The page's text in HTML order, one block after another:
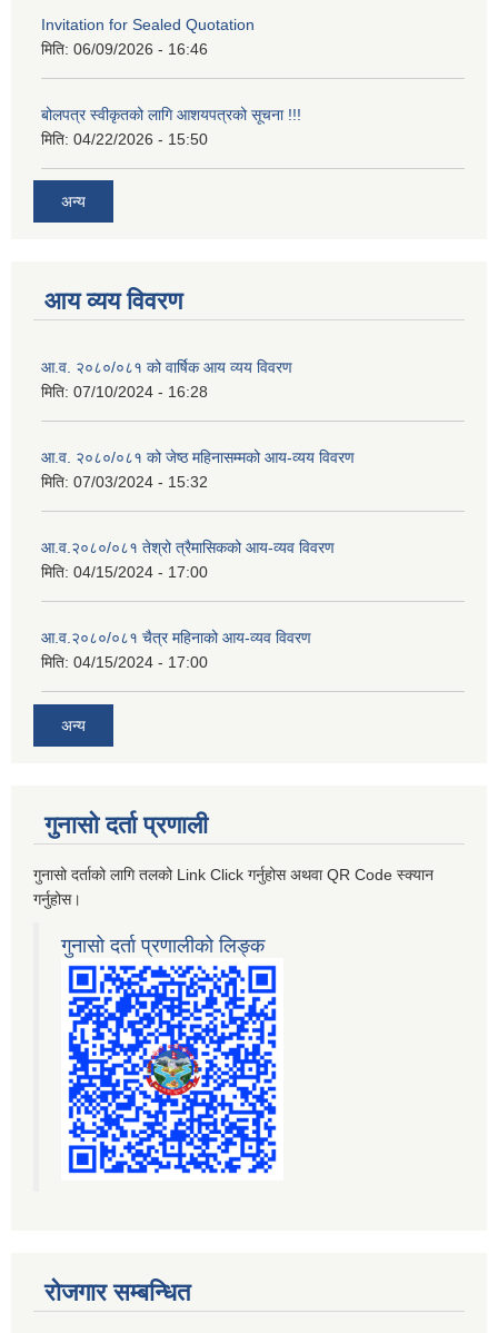
Invitation for Sealed Quotation
मिति: 06/09/2026 - 16:46
बोलपत्र स्वीकृतको लागि आशयपत्रको सूचना !!!
मिति: 04/22/2026 - 15:50
अन्य
आय व्यय विवरण
आ.व. २०८०/०८१ को वार्षिक आय व्यय विवरण
मिति: 07/10/2024 - 16:28
आ.व. २०८०/०८१ को जेष्ठ महिनासम्मको आय-व्यय विवरण
मिति: 07/03/2024 - 15:32
आ.व.२०८०/०८१ तेश्रो त्रैमासिकको आय-व्यव विवरण
मिति: 04/15/2024 - 17:00
आ.व.२०८०/०८१ चैत्र महिनाको आय-व्यव विवरण
मिति: 04/15/2024 - 17:00
अन्य
गुनासो दर्ता प्रणाली
गुनासो दर्ताको लागि तलको Link Click गर्नुहोस अथवा QR Code स्क्यान
गर्नुहोस।
गुनासो दर्ता प्रणालीको लिङ्क
रोजगार सम्बन्धित